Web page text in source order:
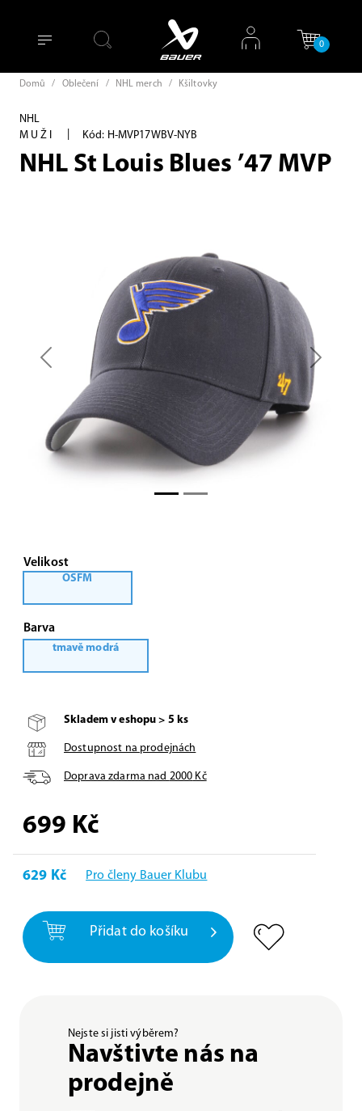
0
Domů / Oblečení / NHL merch / Kšiltovky
NHL
MUŽI
Kód: H-MVP17WBV-NYB
NHL St Louis Blues ’47 MVP
Previous Next
Velikost
OSFM
Barva
tmavě modrá
Skladem v eshopu > 5 ks
Dostupnost na prodejnách
Doprava zdarma nad 2000 Kč
699 Kč
629 Kč Pro členy Bauer Klubu
Přidat do košíku
Nejste si jisti výběrem?
Navštivte nás na
prodejně